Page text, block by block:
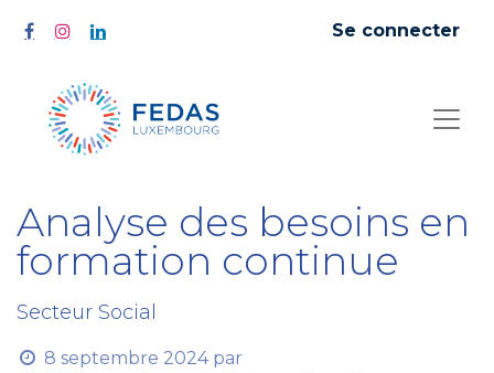
Se connecter
Analyse des besoins en
formation continue
Secteur Social
8 septembre 2024 par